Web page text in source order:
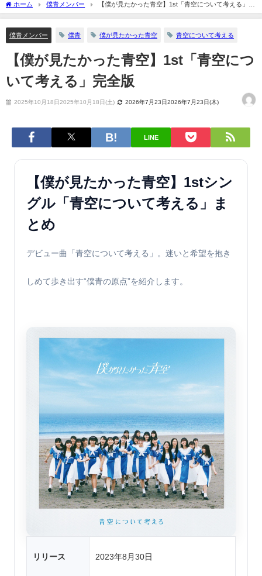
ホーム 僕青メンバー
【僕が見たかった青空】1st「青空について考える」完
僕青メンバー 僕青 僕が見たかった青空 青空について考える
【僕が見たかった青空】1st「青空につ
いて考える」完全版
2025年10月18日2025年10月18日(土) 2026年7月23日2026年7月23日(木)
LINE
【僕が見たかった青空】1stシン
グル「青空について考える」ま
とめ
デビュー曲「青空について考える」。迷いと希望を抱き
しめて歩き出す“僕青の原点”を紹介します。
リリース 2023年8月30日